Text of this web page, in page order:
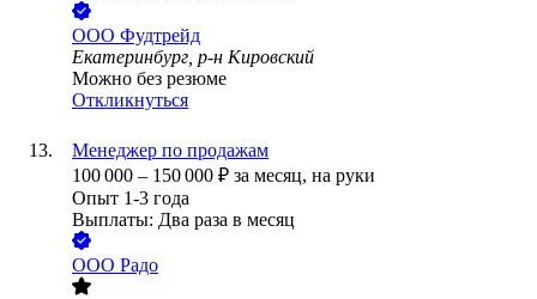
ООО Фудтрейд
Екатеринбург, р-н Кировский
Можно без резюме
Откликнуться
Менеджер по продажам
100 000 – 150 000 ₽ за месяц, на руки
Опыт 1-3 года
Выплаты: Два раза в месяц
ООО Радо